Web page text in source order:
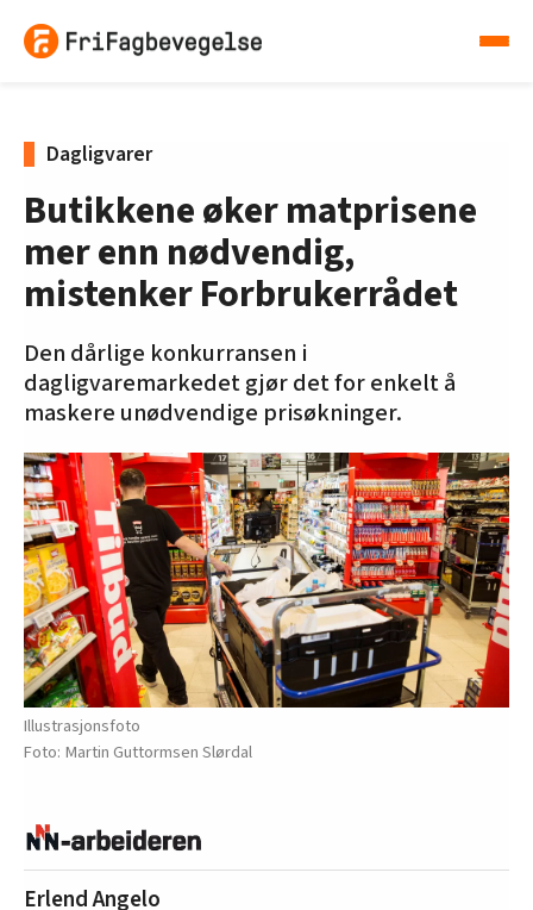
Dagligvarer
Butikkene øker matprisene
mer enn nødvendig,
mistenker Forbrukerrådet
Den dårlige konkurransen i
dagligvaremarkedet gjør det for enkelt å
maskere unødvendige prisøkninger.
Illustrasjonsfoto
Martin Guttormsen Slørdal
Erlend Angelo